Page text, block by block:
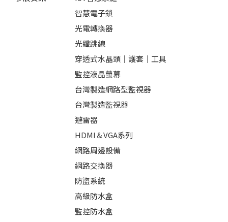
智慧電子鎖
光電轉換器
光纖跳線
穿透式水晶頭｜護套｜工具
監控液晶螢幕
台灣製造網路型監視器
台灣製造監視器
避雷器
HDMI＆VGA系列
網路周邊設備
網路交換器
防盜系統
高級防水盒
監控防水盒